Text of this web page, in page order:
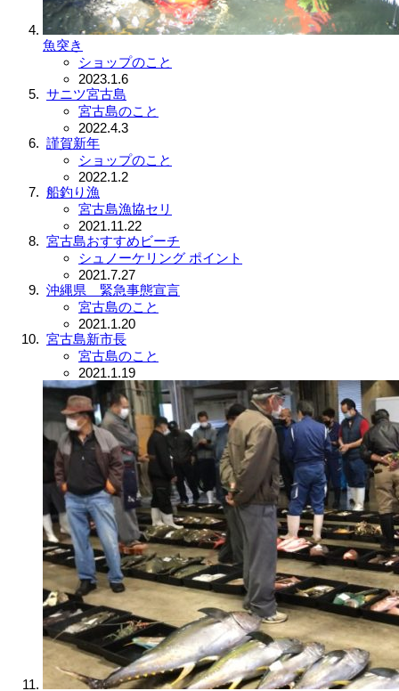
魚突き
ショップのこと
2023.1.6
サニツ宮古島
宮古島のこと
2022.4.3
謹賀新年
ショップのこと
2022.1.2
船釣り漁
宮古島漁協セリ
2021.11.22
宮古島おすすめビーチ
シュノーケリング ポイント
2021.7.27
沖縄県 緊急事態宣言
宮古島のこと
2021.1.20
宮古島新市長
宮古島のこと
2021.1.19